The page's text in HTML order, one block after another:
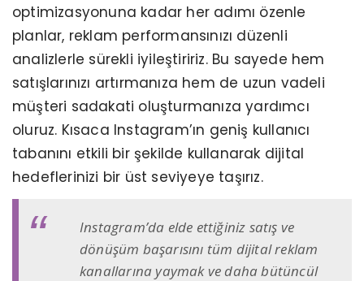
optimizasyonuna kadar her adımı özenle
planlar, reklam performansınızı düzenli
analizlerle sürekli iyileştiririz. Bu sayede hem
satışlarınızı artırmanıza hem de uzun vadeli
müşteri sadakati oluşturmanıza yardımcı
oluruz. Kısaca Instagram’ın geniş kullanıcı
tabanını etkili bir şekilde kullanarak dijital
hedeflerinizi bir üst seviyeye taşırız.
Instagram’da elde ettiğiniz satış ve
dönüşüm başarısını tüm dijital reklam
kanallarına yaymak ve daha bütüncül